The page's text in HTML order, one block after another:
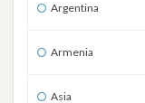
Argentina
Armenia
Asia